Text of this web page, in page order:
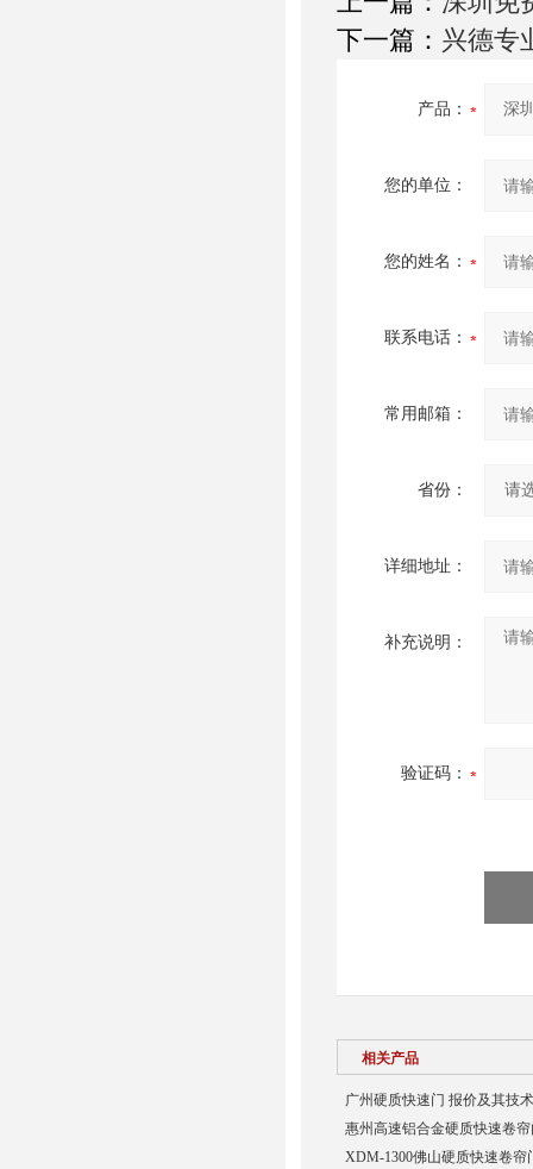
下一篇： 兴德专
产品：
您的单位：
您的姓名：
联系电话：
常用邮箱：
省份：
详细地址：
补充说明：
验证码：
相关产品
广州硬质快速门 报价及其技
惠州高速铝合金硬质快速卷
XDM-1300佛山硬质快速卷帘